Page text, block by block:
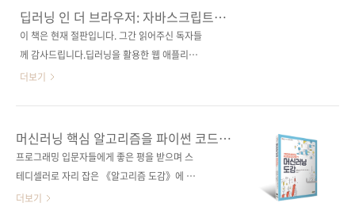
의 판권이 저희에게 있다는 걸 어떻게 아시고 이
책을 번역하고 싶다는 역자 지원 연락도 정말
많..
보문고] [구글북스] [리디북스] [알라딘] [예스이
십사] [인터파크] 출판사 제이펍저작권사 清华
大学出版社원서명 机器学习(원서 ISBN:
헌출판일 2020년 2월 28일페이지 536쪽시리
즈 I♥A.I. 24(아이러브 인공지능 24)판 형
30,000원ISBN 979-11-88621-98-9(93000)
키워드 머신러닝 / 딥러닝 / 인공지능 / 신경망 /
베이지안 ..
딥러닝 인 더 브라우저: 자바스크립트
프레임워크를 이용한 딥러닝 웹 개발
이 책은 현재 절판입니다. 그간 읽어주신 독자들
께 감사드립니다.딥러닝을 활용한 웹 애플리케
이션 개발의 기초와 응용!웹 프로그래밍과 인공
스] [알라딘] [영풍문고] [예스이십사] [인터파
크] [쿠팡] 전자책 구매 사이트(가나다순)[교보문
고] [구글북스] [리디북스] [알라딘] [예스이십
Bleeding Edge Press원서명 Deep Learning
더보기
머신러닝 핵심 알고리즘을 파이썬 코드와
그래프로 배운다!
프로그래밍 입문자들에게 좋은 평을 받으며 스
테디셀러로 자리 잡은 《알고리즘 도감》에 이
어 이번에는 인공지능 입문자를 위한 《머신러
더보기